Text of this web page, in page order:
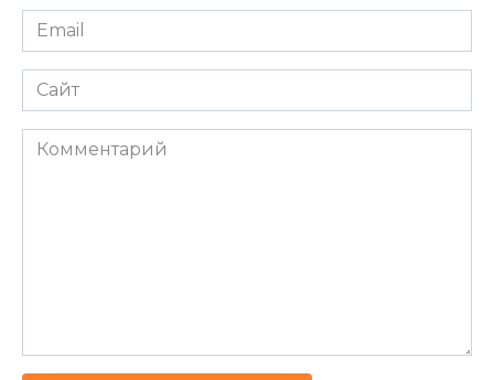
Email
*
Сайт
Комментарий